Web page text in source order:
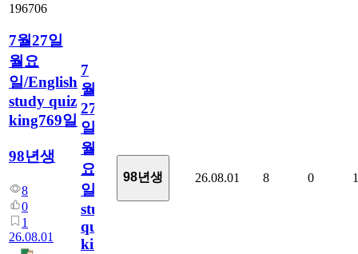
196706
7월27일
월요
일/English
study quiz
king769일
98년생
8
0
1
26.08.01
7
월
27
일
월
요
일/English
study
quiz
king769
98년생 26.08.01 8 0 1